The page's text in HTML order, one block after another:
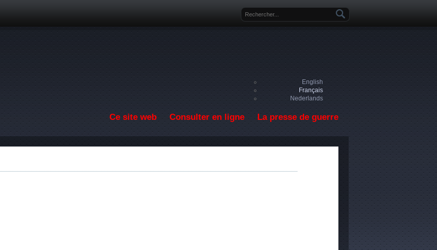
Formulaire de recherche
English
Français
Nederlands
Ce site web Consulter en ligne La presse de guerre